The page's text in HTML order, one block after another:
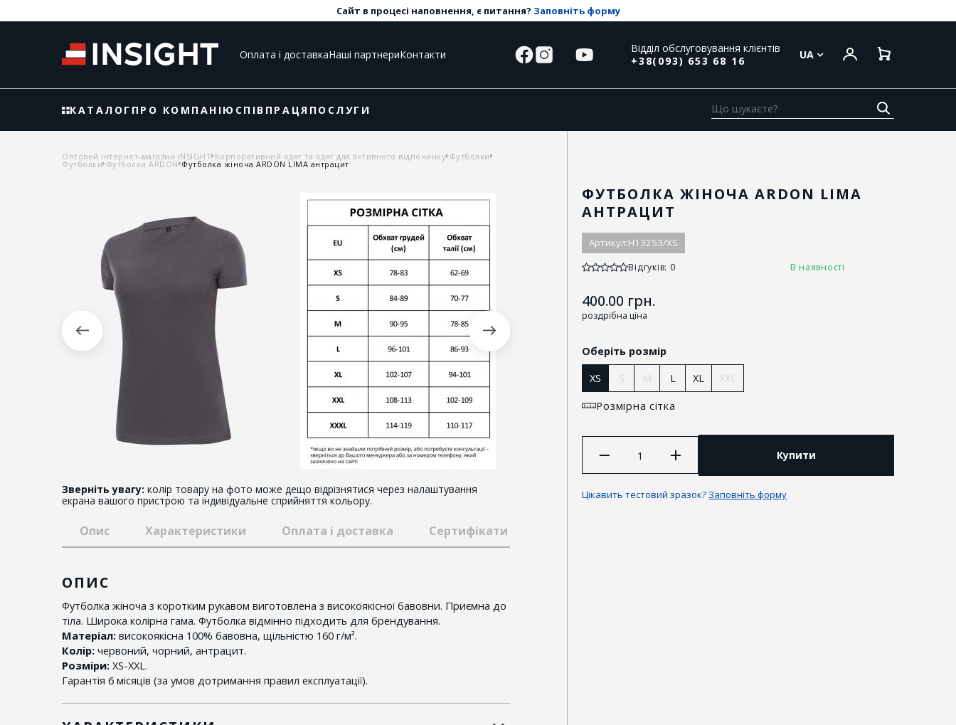
Сайт в процесі наповнення, є питання? Заповніть форму
Оплата і доставкаНаші партнериКонтакти
Відділ обслуговування клієнтів
+38(093) 653 68 16
UA
КАТАЛОГ ПРО КОМПАНІЮ СПІВПРАЦЯ ПОСЛУГИ
Оптовий інтернет-магазин INSIGHT Корпоративний одяг та одяг для активного відпочинку Футболки
Футболки Футболки ARDON Футболка жіноча ARDON LIMA антрацит
Зверніть увагу: колір товару на фото може дещо відрізнятися через налаштування
екрана вашого пристрою та індивідуальне сприйняття кольору.
ФУТБОЛКА ЖІНОЧА ARDON LIMA
АНТРАЦИТ
Артикул:H13253/ХS
Відгуків: 0 В наявності
400.00 грн.
роздрібна ціна
Оберіть розмір
XS S M L XL
XXL
Розмірна сітка
Купити
Цікавить тестовий зразок?Заповніть форму
Опис Характеристики Оплата і доставка Сертифікати та відзнаки
ОПИС
Футболка жіноча з коротким рукавом виготовлена з високоякісної бавовни. Приємна до
тіла. Широка колірна гама. Футболка відмінно підходить для брендування.
Матеріал: високоякісна 100% бавовна, щільністю 160 г/м².
Колір: червоний, чорний, антрацит.
Розміри: XS-XXL.
Гарантія 6 місяців (за умов дотримання правил експлуатації).